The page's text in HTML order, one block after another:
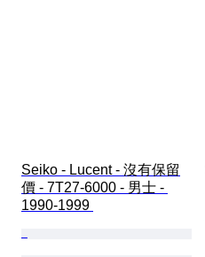
Seiko - Lucent - 沒有保留
價 - 7T27-6000 - 男士 -
1990-1999